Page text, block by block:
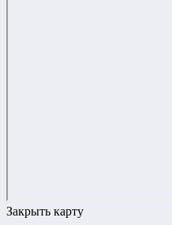
Закрыть карту